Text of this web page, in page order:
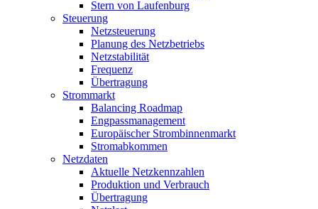
Stern von Laufenburg
Steuerung
Netzsteuerung
Planung des Netzbetriebs
Netzstabilität
Frequenz
Übertragung
Strommarkt
Balancing Roadmap
Engpassmanagement
Europäischer Strombinnenmarkt
Stromabkommen
Netzdaten
Aktuelle Netzkennzahlen
Produktion und Verbrauch
Übertragung